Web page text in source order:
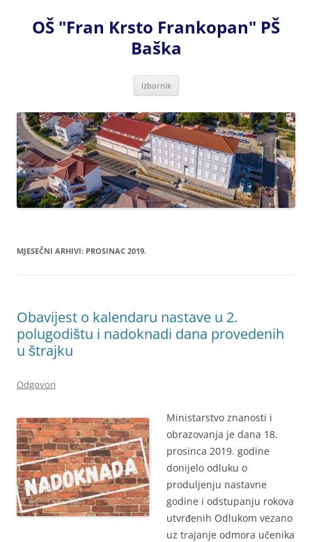
sadržaja
OŠ "Fran Krsto Frankopan" PŠ
Baška
Izbornik
MJESEČNI ARHIVI: PROSINAC 2019.
Obavijest o kalendaru nastave u 2.
polugodištu i nadoknadi dana provedenih
u štrajku
Odgovori
Ministarstvo znanosti i
obrazovanja je dana 18.
prosinca 2019. godine
donijelo odluku o
produljenju nastavne
godine i odstupanju rokova
utvrđenih Odlukom vezano
uz trajanje odmora učenika